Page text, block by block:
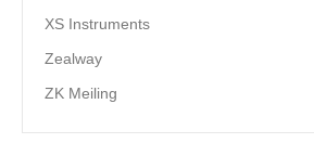
XS Instruments
Zealway
ZK Meiling